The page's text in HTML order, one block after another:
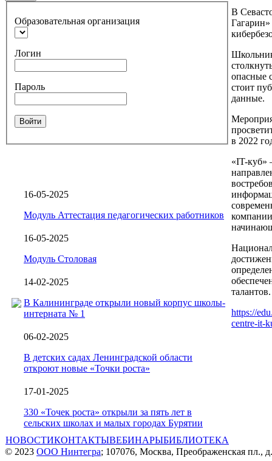
Образовательная организация
Логин
Пароль
Войти
16-05-2025
Модуль Аттестация педагогических работников
16-05-2025
Модуль Столовая
14-02-2025
В Калининграде открыли новый корпус школы-
интерната № 1
06-02-2025
В детских садах Ленинградской области
откроют новые «Точки роста»
17-01-2025
330 «Точек роста» открыли за пять лет в
сельских школах и малых городах Бурятии
В
опасные
стоит
данные.
в 2022
«IT-куб»
талантов.
https://
centre-it-
НОВОСТИКОНТАКТЫВЕБИНАРЫБИБЛИОТЕКА
© 2023 ООО Нинтегра; 107076, Москва, Преображенская пл.,